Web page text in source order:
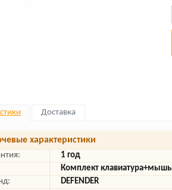
Доставка
характеристики
1 год
Комплект клавиатура+мышь
DEFENDER